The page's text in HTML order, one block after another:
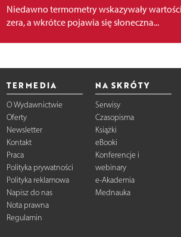
Niedawno termometry wskazywały
zera, a wkrótce pojawia się słoneczna...
TERMEDIA
O Wydawnictwie
Oferty
Newsletter
Kontakt
Praca
Polityka prywatności
Polityka reklamowa
Napisz do nas
Nota prawna
Regulamin
NA SKRÓTY
Serwisy
Czasopisma
Książki
eBooki
Konferencje i
webinary
e-Akademia
Mednauka